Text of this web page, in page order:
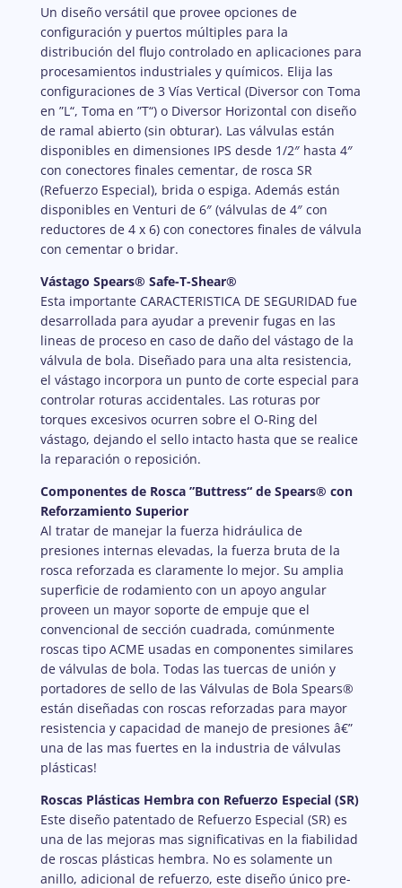
Un diseño versátil que provee opciones de
configuración y puertos múltiples para la
distribución del flujo controlado en aplicaciones para
procesamientos industriales y químicos. Elija las
configuraciones de 3 Vías Vertical (Diversor con Toma
en ”L“, Toma en ”T“) o Diversor Horizontal con diseño
de ramal abierto (sin obturar). Las válvulas están
disponibles en dimensiones IPS desde 1/2″ hasta 4″
con conectores finales cementar, de rosca SR
(Refuerzo Especial), brida o espiga. Además están
disponibles en Venturi de 6″ (válvulas de 4″ con
reductores de 4 x 6) con conectores finales de válvula
con cementar o bridar.
Vástago Spears® Safe-T-Shear®
Esta importante CARACTERISTICA DE SEGURIDAD fue
desarrollada para ayudar a prevenir fugas en las
lineas de proceso en caso de daño del vástago de la
válvula de bola. Diseñado para una alta resistencia,
el vástago incorpora un punto de corte especial para
controlar roturas accidentales. Las roturas por
torques excesivos ocurren sobre el O-Ring del
vástago, dejando el sello intacto hasta que se realice
la reparación o reposición.
Componentes de Rosca ”Buttress“ de Spears® con
Reforzamiento Superior
Al tratar de manejar la fuerza hidráulica de
presiones internas elevadas, la fuerza bruta de la
rosca reforzada es claramente lo mejor. Su amplia
superficie de rodamiento con un apoyo angular
proveen un mayor soporte de empuje que el
convencional de sección cuadrada, comúnmente
roscas tipo ACME usadas en componentes similares
de válvulas de bola. Todas las tuercas de unión y
portadores de sello de las Válvulas de Bola Spears®
están diseñadas con roscas reforzadas para mayor
resistencia y capacidad de manejo de presiones â€”
una de las mas fuertes en la industria de válvulas
plásticas!
Roscas Plásticas Hembra con Refuerzo Especial (SR)
Este diseño patentado de Refuerzo Especial (SR) es
una de las mejoras mas significativas en la fiabilidad
de roscas plásticas hembra. No es solamente un
anillo, adicional de refuerzo, este diseño único pre-